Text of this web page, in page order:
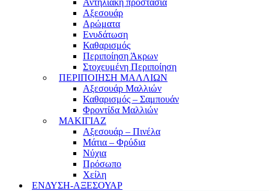
Αντηλιακή προστασία
Αξεσουάρ
Αρώματα
Ενυδάτωση
Καθαρισμός
Περιποίηση Άκρων
Στοχευμένη Περιποίηση
ΠΕΡΙΠΟΙΗΣΗ ΜΑΛΛΙΩΝ
Αξεσουάρ Μαλλιών
Καθαρισμός – Σαμπουάν
Φροντίδα Μαλλιών
ΜΑΚΙΓΙΑΖ
Αξεσουάρ – Πινέλα
Μάτια – Φρύδια
Νύχια
Πρόσωπο
Χείλη
ΕΝΔΥΣΗ-ΑΞΕΣΟΥΑΡ